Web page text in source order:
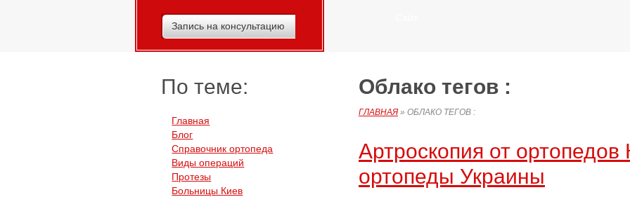
Запись на консультацию
По теме:
Главная
Блог
Справочник ортопеда
Виды операций
Протезы
Больницы Киев
Облако тегов :
ГЛАВНАЯ » ОБЛАКО ТЕГОВ :
Артроскопия от ортопедов
ортопеды Украины